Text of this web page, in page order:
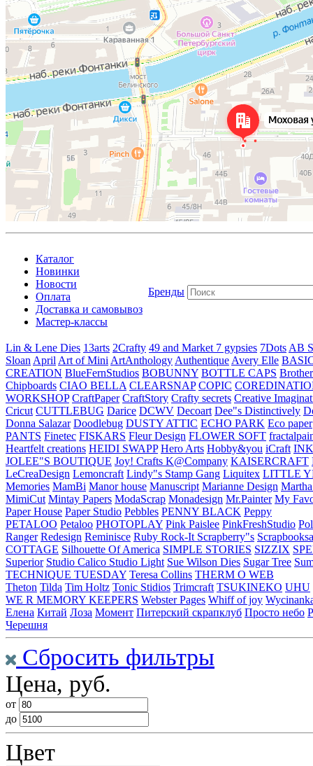
Каталог
Новинки
Новости
Оплата
Доставка и самовывоз
Мастер-классы
Бренды
Lin & Lene Dies 13arts 2Crafty 49 and Market 7 gypsies 7Dots AB
Sloan April Art of Mini ArtAnthology Authentique Avery Elle
CREATION BlueFernStudios BOBUNNY BOTTLE CAPS Brother
Chipboards CIAO BELLA CLEARSNAP COPIC
WORKSHOP CraftPaper CraftStory Crafty secrets Creative
Cricut CUTTLEBUG Darice DCWV Decoart Dee"s Distinctively
Donna Salazar Doodlebug DUSTY ATTIC ECHO PARK Eco paper
PANTS Finetec FISKARS Fleur Design FLOWER SOFT
Heartfelt creations HEIDI SWAPP Hero Arts Hobby&you iCraft
JOLEE"S BOUTIQUE Joy! Crafts K@Company KAISERCRAFT
LeCreaDesign Lemoncraft Lindy"s Stamp Gang Liquitex LITTLE
Memories MamBi Manor house Manuscript Marianne Design
MimiCut Mintay Papers ModaScrap Monadesign Mr.Painter My
Paper House Paper Studio Pebbles PENNY BLACK Peppy
PETALOO Petaloo PHOTOPLAY Pink Paislee PinkFreshStudio
Ranger Redesign Reminisce Ruby Rock-It Scrapberry"s
COTTAGE Silhouette Of America SIMPLE STORIES SIZZIX
Superior Studio Calico Studio Light Sue Wilson Dies Sugar Tree
TECHNIQUE TUESDAY Teresa Collins THERM O WEB
Theton Tilda Tim Holtz Tonic Stidios Trimcraft TSUKINEKO UHU
WE R MEMORY KEEPERS Webster Pages Whiff of joy
Елена Китай Лоза Момент Питерский скрапклуб Просто небо
Черешня
Сбросить фильтры
Цена, руб.
от
до
Цвет